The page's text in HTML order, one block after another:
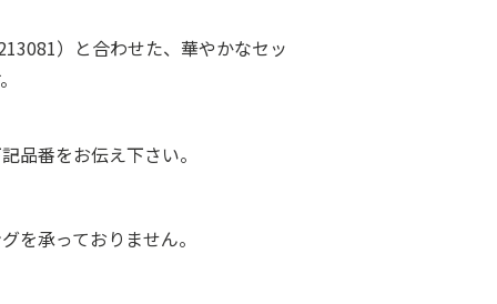
）と合わせた、華やかなセッ
品番をお伝え下さい。
を承っておりません。